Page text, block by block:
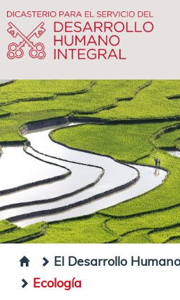
El Desarrollo
Ecología